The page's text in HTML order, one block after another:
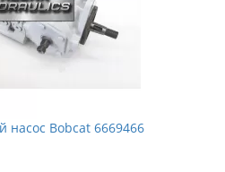
насос Bobcat 6669466